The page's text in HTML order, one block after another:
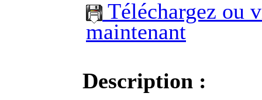
Téléchargez ou
maintenant
Description :